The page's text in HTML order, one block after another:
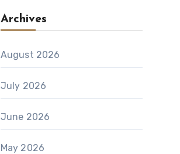
Archives
August 2026
July 2026
June 2026
May 2026